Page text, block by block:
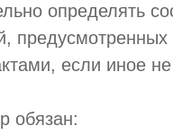
определять
если иное
обязан: